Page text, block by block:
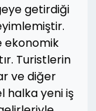
getirdiği
ekonomik
Turistlerin
ve diğer
halka yeni iş